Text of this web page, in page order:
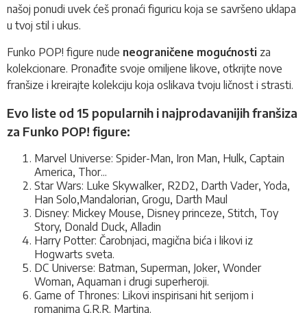
našoj ponudi uvek ćeš pronaći figuricu koja se savršeno uklapa
u tvoj stil i ukus.
Funko POP! figure nude neograničene mogućnosti za
kolekcionare. Pronađite svoje omiljene likove, otkrijte nove
franšize i kreirajte kolekciju koja oslikava tvoju ličnost i strasti.
Evo liste od 15 popularnih i najprodavanijih franšiza
za Funko POP! figure:
Marvel Universe: Spider-Man, Iron Man, Hulk, Captain
America, Thor...
Star Wars: Luke Skywalker, R2D2, Darth Vader, Yoda,
Han Solo,Mandalorian, Grogu, Darth Maul
Disney: Mickey Mouse, Disney princeze, Stitch, Toy
Story, Donald Duck, Alladin
Harry Potter: Čarobnjaci, magična bića i likovi iz
Hogwarts sveta.
DC Universe: Batman, Superman, Joker, Wonder
Woman, Aquaman i drugi superheroji.
Game of Thrones: Likovi inspirisani hit serijom i
romanima G.R.R. Martina.